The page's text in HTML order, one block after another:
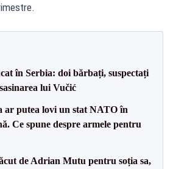
în Serbia: doi bărbați, suspectați
lui Vučić
ar putea lovi un stat NATO în
Ce spune despre armele pentru
de Adrian Mutu pentru soția sa,